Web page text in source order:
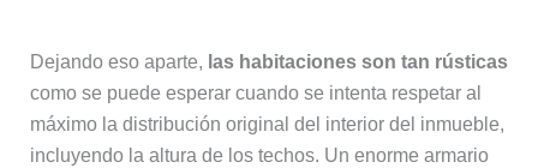
Dejando eso aparte, las habitaciones son tan rústicas
como se puede esperar cuando se intenta respetar al
máximo la distribución original del interior del inmueble,
incluyendo la altura de los techos. Un enorme armario